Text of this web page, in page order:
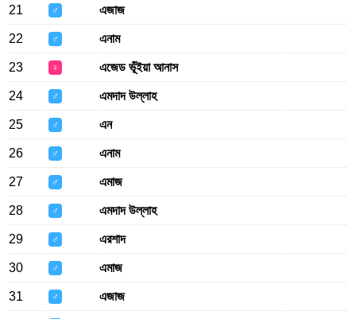
21 ♂ এজাজ
22 ♂ এনাম
23 ♀ এজেড ভূঁইয়া আনাস
24 ♂ এমদাদ উল্লাহ
25 ♂ এন
26 ♂ এনাম
27 ♂ এমাজ
28 ♂ এমদাদ উল্লাহ
29 ♂ এরশাদ
30 ♂ এমাজ
31 ♂ এজাজ